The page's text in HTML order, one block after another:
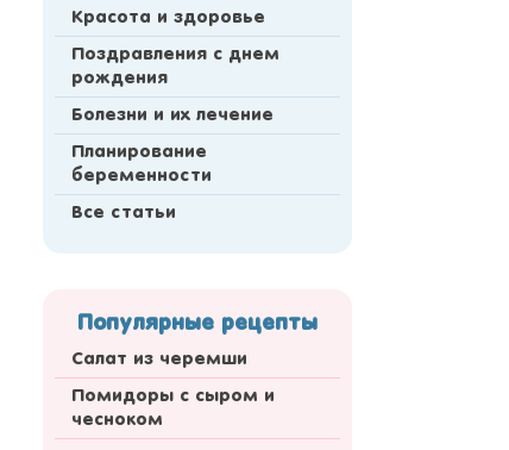
Красота и здоровье
Поздравления с днем
рождения
Болезни и их лечение
Планирование
беременности
Все статьи
Популярные рецепты
Салат из черемши
Помидоры с сыром и
чесноком